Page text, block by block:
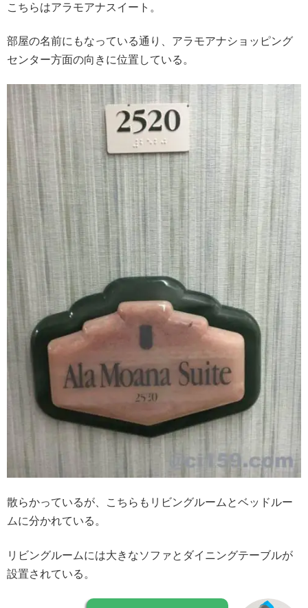
こちらはアラモアナスイート。
部屋の名前にもなっている通り、アラモアナショッピング
センター方面の向きに位置している。
散らかっているが、こちらもリビングルームとベッドルー
ムに分かれている。
リビングルームには大きなソファとダイニングテーブルが
設置されている。